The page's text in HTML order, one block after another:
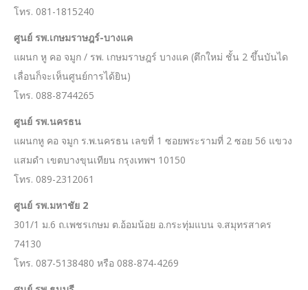
โทร. 081-1815240
ศูนย์ รพ.เกษมราษฎร์-บางแค
แผนก หู คอ จมูก / รพ. เกษมราษฎร์ บางแค (ตึกใหม่ ชั้น 2 ขึ้นบันได
เลื่อนก็จะเห็นศูนย์การได้ยิน)
โทร. 088-8744265
ศูนย์ รพ.นครธน
แผนกหู คอ จมูก ร.พ.นครธน เลขที่ 1 ซอยพระรามที่ 2 ซอย 56 แขวง
แสมดำ เขตบางขุนเทียน กรุงเทพฯ 10150
โทร. 089-2312061
ศูนย์ รพ.มหาชัย 2
301/1 ม.6 ถ.เพชรเกษม ต.อ้อมน้อย อ.กระทุ่มแบน จ.สมุทรสาคร
74130
โทร. 087-5138480 หรือ 088-874-4269